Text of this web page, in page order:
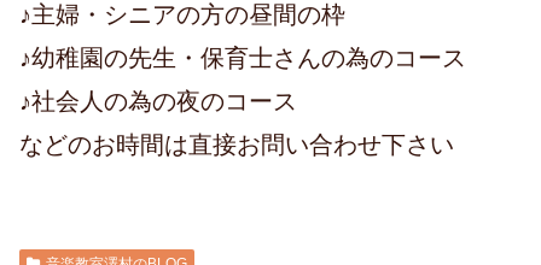
♪主婦・シニアの方の昼間の枠
♪幼稚園の先生・保育士さんの為のコース
♪社会人の為の夜のコース
などのお時間は直接お問い合わせ下さい